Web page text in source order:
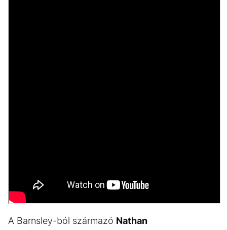
A Barnsley-ból származó Nathan